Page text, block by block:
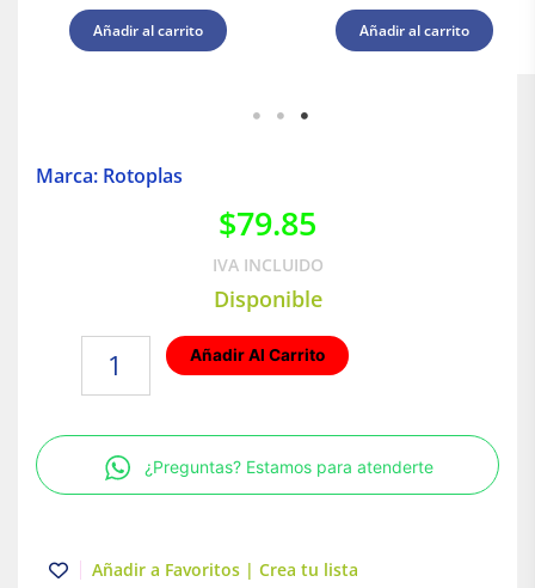
Añadir al carrito Añadir al carrito
Marca: Rotoplas
$79.85
IVA INCLUIDO
Disponible
Derivación
75
X
32
Tuboplus
Añadir Al Carrito
¿Preguntas? Estamos para atenderte
Añadir a Favoritos | Crea tu lista